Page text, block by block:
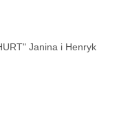
Janina i Henryk